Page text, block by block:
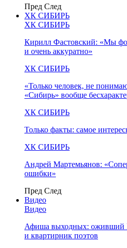
Пред След
ХК СИБИРЬ
ХК СИБИРЬ
Кирилл Фастовский: «Мы
и очень аккуратно»
ХК СИБИРЬ
«Только человек, не
«Сибирь» вообще
ХК СИБИРЬ
Только факты: самое
ХК СИБИРЬ
Андрей Мартемьянов:
ошибки»
Пред След
Видео
Видео
Афиша выходных: оживший
и квартирник поэтов